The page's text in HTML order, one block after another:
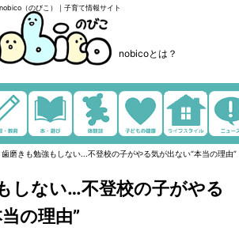
nobico（のびこ）｜子育て情報サイト
nobicoとは？
歯磨きも勉強もしない...不登校の子がやる気が出ない“本当の理由”
しない…不登校の子がやる
の理由”